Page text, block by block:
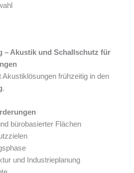
– Akustik und Schallschutz für
Akustiklösungen frühzeitig in den
.
bürobasierter Flächen
und Industrieplanung